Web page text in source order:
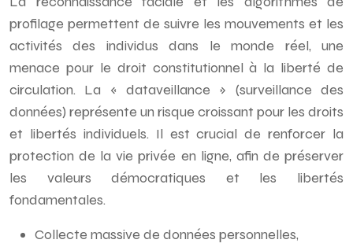
profilage permettent de suivre les mouvements et les
activités des individus dans le monde réel, une
menace pour le droit constitutionnel à la liberté de
circulation. La « dataveillance » (surveillance des
données) représente un risque croissant pour les droits
et libertés individuels. Il est crucial de renforcer la
protection de la vie privée en ligne, afin de préserver
les valeurs démocratiques et les libertés
fondamentales.
Collecte massive de données personnelles,